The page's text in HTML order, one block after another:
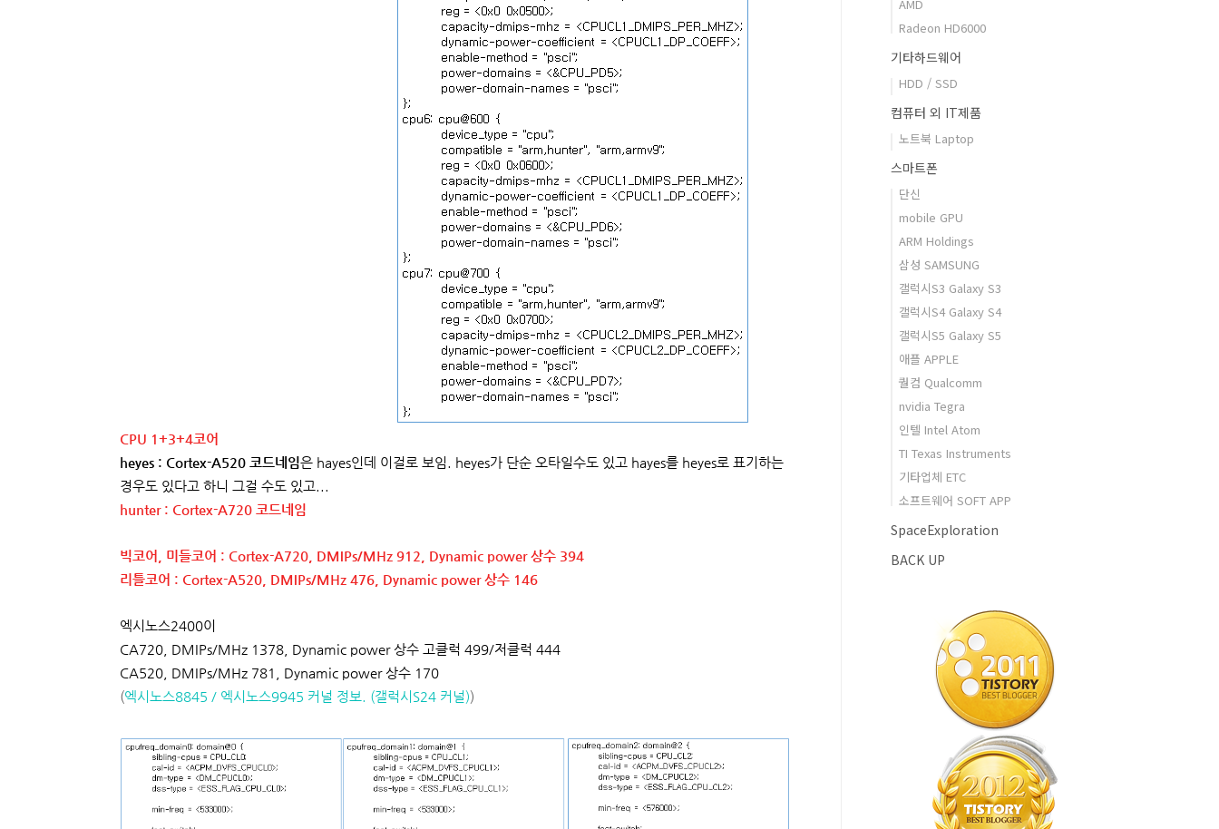
CPU 1+3+4코어
heyes : Cortex-A520 코드네임은 hayes인데 이걸로 보임. heyes가 단순 오타일수도 있고 hayes를 heyes로 표기하는
경우도 있다고 하니 그걸 수도 있고...
hunter : Cortex-A720 코드네임
빅코어, 미들코어 : Cortex-A720, DMIPs/MHz 912, Dynamic power 상수 394
리틀코어 : Cortex-A520, DMIPs/MHz 476, Dynamic power 상수 146
엑시노스2400이
CA720, DMIPs/MHz 1378, Dynamic power 상수 고클럭 499/저클럭 444
CA520, DMIPs/MHz 781, Dynamic power 상수 170
(엑시노스8845 / 엑시노스9945 커널 정보. (갤럭시S24 커널))
AMD
Radeon HD6000
기타하드웨어
HDD / SSD
컴퓨터 외 IT제품
노트북 Laptop
스마트폰
단신
mobile GPU
ARM Holdings
삼성 SAMSUNG
갤럭시S3 Galaxy S3
갤럭시S4 Galaxy S4
갤럭시S5 Galaxy S5
애플 APPLE
퀄컴 Qualcomm
nvidia Tegra
인텔 Intel Atom
TI Texas Instruments
기타업체 ETC
소프트웨어 SOFT APP
SpaceExploration
BACK UP